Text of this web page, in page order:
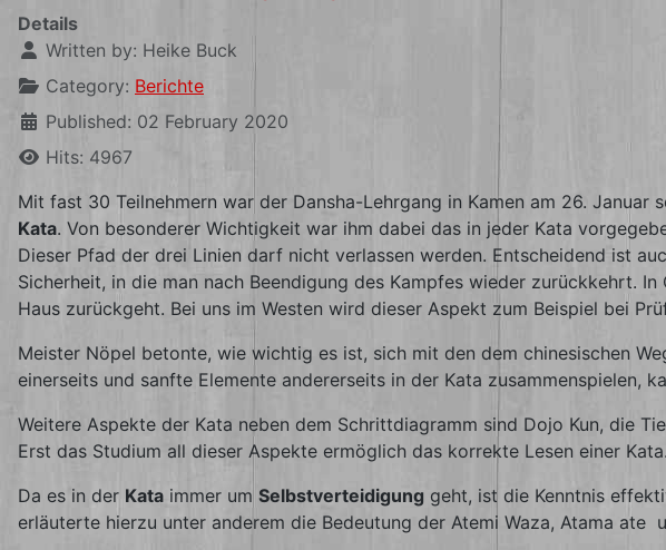
Details
Written by: Heike Buck
Category: Berichte
Published: 02 February 2020
Hits: 4967
Mit fast 30 Teilnehmern war der Dansha-Lehrgang in Kamen am 26.
Kata. Von besonderer Wichtigkeit war ihm dabei das in jeder Kata
Dieser Pfad der drei Linien darf nicht verlassen werden. Entscheidend ist
Sicherheit, in die man nach Beendigung des Kampfes wieder zurückkehrt.
Haus zurückgeht. Bei uns im Westen wird dieser Aspekt zum Beispiel bei
Meister Nöpel betonte, wie wichtig es ist, sich mit den dem chinesischen
einerseits und sanfte Elemente andererseits in der Kata zusammenspielen,
Weitere Aspekte der Kata neben dem Schrittdiagramm sind Dojo Kun, die
Erst das Studium all dieser Aspekte ermöglich das korrekte Lesen einer Kata.
Da es in der Kata immer um Selbstverteidigung geht, ist die Kenntnis
erläuterte hierzu unter anderem die Bedeutung der Atemi Waza, Atama ate